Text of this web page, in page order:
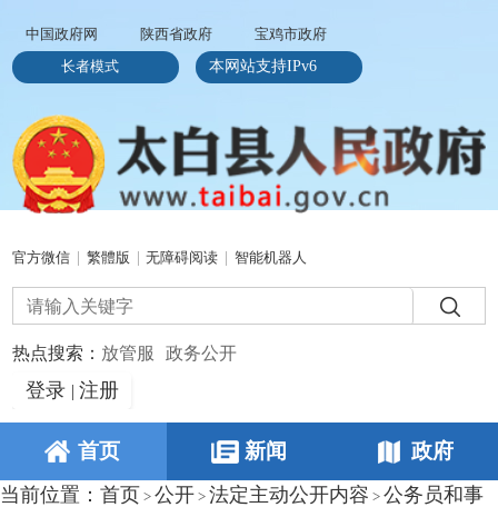
中国政府网 陕西省政府
宝鸡市政府
长者模式
本网站支持IPv6
官方微信 繁體版 无障碍阅读 智能机器人
热点搜索： 放管服 政务公开
登录 注册
首页 新闻 政府
当前位置： 首页 > 公开 > 法定主动公开内容 > 公务员和事